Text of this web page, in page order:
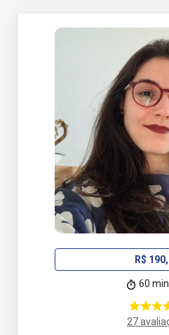
R$
60
27